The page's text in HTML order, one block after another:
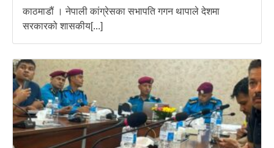
काठमाडौं । नेपाली कांग्रेसका सभापति गगन थापाले देशमा
सरकारको शासकीय[...]